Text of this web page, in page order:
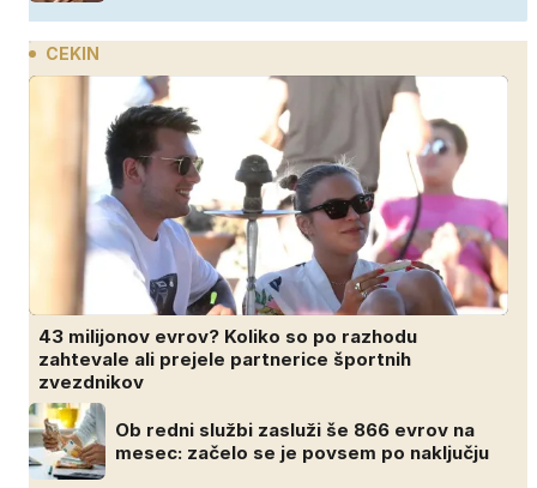
CEKIN
43 milijonov evrov? Koliko so po razhodu
zahtevale ali prejele partnerice športnih
zvezdnikov
Ob redni službi zasluži še 866 evrov na
mesec: začelo se je povsem po naključju